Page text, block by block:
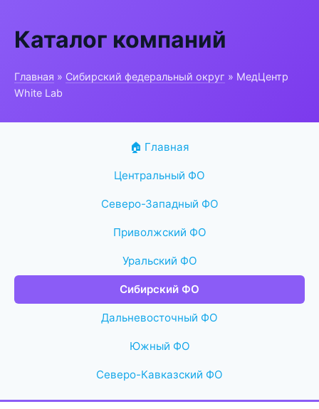
Каталог компаний
Главная » Сибирский федеральный округ » МедЦентр
White Lab
🏠 Главная
Центральный ФО
Северо-Западный ФО
Приволжский ФО
Уральский ФО
Сибирский ФО
Дальневосточный ФО
Южный ФО
Северо-Кавказский ФО